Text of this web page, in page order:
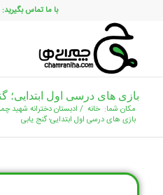
با ما تماس بگیرید: ۰۲۱۳۳۵۵۱۸۱۳
بازی های درسی اول ابتدایی؛
مکان شما: خانه / ادبستان دخترانه شهید
بازی های درسی اول ابتدایی؛ گنج یابی